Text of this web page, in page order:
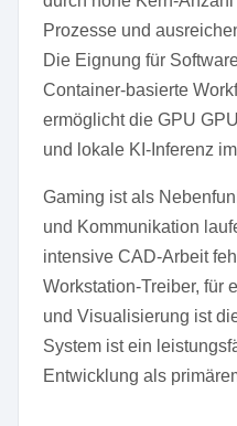
Prozesse und
Die Eignung für
Container-basierte
ermöglicht die GPU
und lokale KI-Inferenz
Gaming ist als
und Kommunikation
intensive CAD-Arbeit
Workstation-Treiber, für
und Visualisierung ist
System ist ein
Entwicklung als